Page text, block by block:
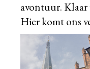
avontuur. Klaar
Hier komt ons